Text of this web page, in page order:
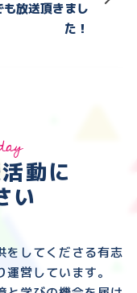
も放送頂きまし
た！
動に
い
をしてくださる有志
営しています。